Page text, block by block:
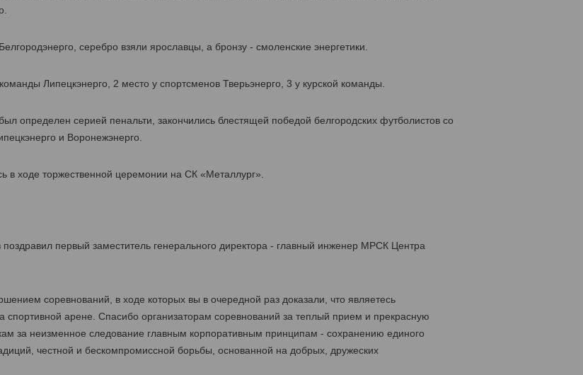
серебро взяли ярославцы, а бронзу - смоленские энергетики.
Липецкэнерго, 2 место у спортсменов Тверьэнерго, 3 у курской команды.
определен серией пенальти, закончились блестящей победой белгородских футболистов со
и Воронежэнерго.
в ходе торжественной церемонии на СК «Металлург».
первый заместитель генерального директора - главный инженер МРСК Центра
соревнований, в ходе которых вы в очередной раз доказали, что являетесь
арене. Спасибо организаторам соревнований за теплый прием и прекрасную
за неизменное следование главным корпоративным принципам - сохранению единого
честной и бескомпромиссной борьбы, основанной на добрых, дружеских